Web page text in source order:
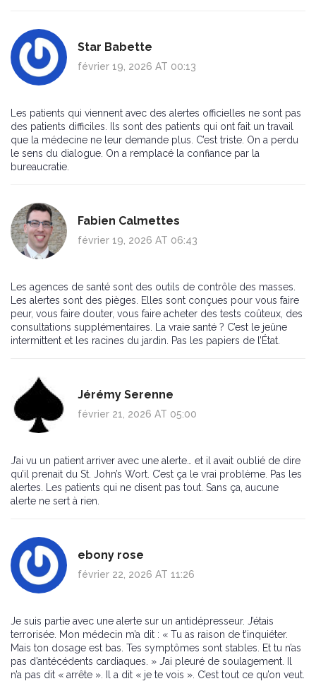
Star Babette
février 19, 2026 AT 00:13
Les patients qui viennent avec des alertes officielles ne sont pas
des patients difficiles. Ils sont des patients qui ont fait un travail
que la médecine ne leur demande plus. C’est triste. On a perdu
le sens du dialogue. On a remplacé la confiance par la
bureaucratie.
Fabien Calmettes
février 19, 2026 AT 06:43
Les agences de santé sont des outils de contrôle des masses.
Les alertes sont des pièges. Elles sont conçues pour vous faire
peur, vous faire douter, vous faire acheter des tests coûteux, des
consultations supplémentaires. La vraie santé ? C’est le jeûne
intermittent et les racines du jardin. Pas les papiers de l’État.
Jérémy Serenne
février 21, 2026 AT 05:00
J’ai vu un patient arriver avec une alerte… et il avait oublié de dire
qu’il prenait du St. John’s Wort. C’est ça le vrai problème. Pas les
alertes. Les patients qui ne disent pas tout. Sans ça, aucune
alerte ne sert à rien.
ebony rose
février 22, 2026 AT 11:26
Je suis partie avec une alerte sur un antidépresseur. J’étais
terrorisée. Mon médecin m’a dit : « Tu as raison de t’inquiéter.
Mais ton dosage est bas. Tes symptômes sont stables. Et tu n’as
pas d’antécédents cardiaques. » J’ai pleuré de soulagement. Il
n’a pas dit « arrête ». Il a dit « je te vois ». C’est tout ce qu’on veut.